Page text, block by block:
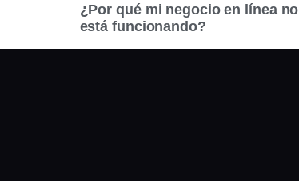
¿Por qué mi negocio en línea no
está funcionando?